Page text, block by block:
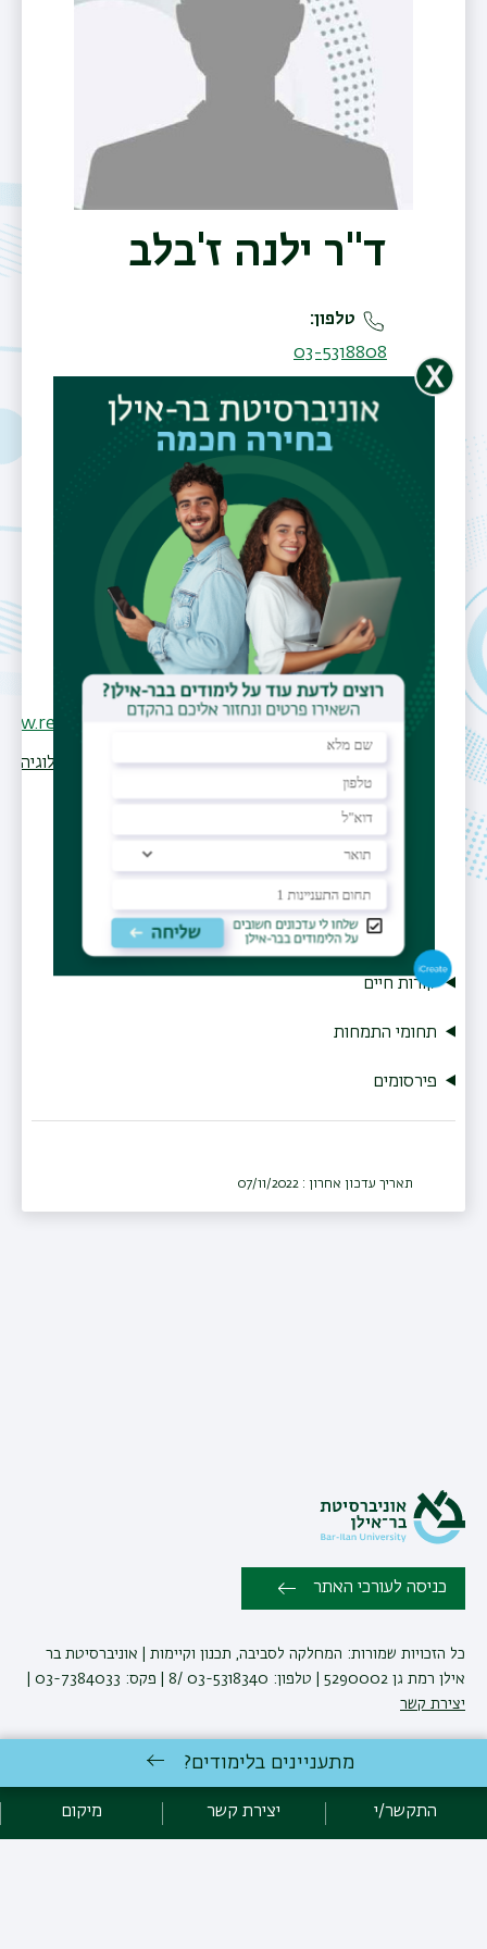
ד"ר ילנה ז'בלב
טלפון
03-5318808
03-5344403
helena.zhevelev@biu.ac.il
משרד
שעות קבלה
יום שלישי/רביעי, 15:00-13:00
(בתיאום מראש בטלפון 03-5318808)
אתר אישי
profile/Helena_Zhevelev
תחומי מחקר אקולוגיה גיאולוגיה גיאומורפולוגיה
קורסים רשימת קורסים
קורות חיים
תחומי התמחות
פירסומים
תאריך עדכון אחרון : 07/11/2022
כניסה לעורכי האתר
כל הזכויות שמורות: המחלקה לסביבה, תכנון וקיימות | אוניברסיטת בר
אילן רמת גן 5290002 | טלפון: 03-5318340 /8 | פקס: 03-7384033 |
יצירת קשר
לימודי גיאוגרפיהבאוניברסיטת בר-אילן
הצהרת נגישות
מדיניות פרטיות
אקדימה בר-אילן
מתעניינים בלימודים?
התקשר/י יצירת קשר מיקום